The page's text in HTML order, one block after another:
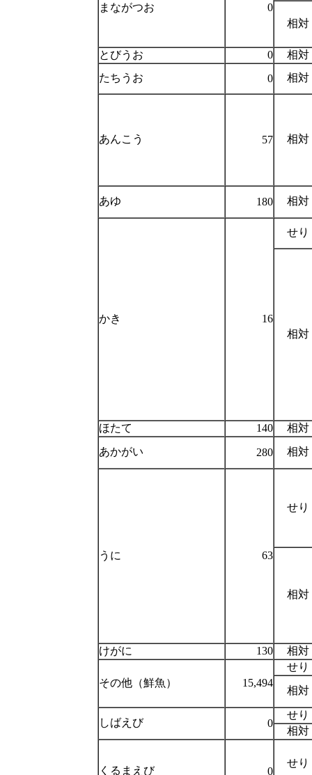
まながつお
0
相対
とびうお 0
相対
たちうお
0 相対
あんこう 57 相対
あゆ 180 相対
かき 16
せり
相対
ほたて 140
相対
あかがい
280 相対
うに 63
せり
相対
けがに 130 相対
その他（鮮魚） 15,494
せり
相対
しばえび 0
せり
相対
くるまえび 0
せり